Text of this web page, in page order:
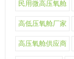
民用微高压氧舱
高低压氧舱厂家
高压氧舱供应商